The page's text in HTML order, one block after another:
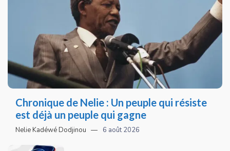
Chronique de Nelie : Un peuple qui résiste
est déjà un peuple qui gagne
Nelie Kadéwé Dodjinou 6 août 2026